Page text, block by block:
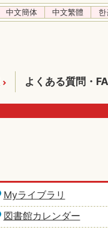
中文簡体 中文繁體 한
よくある質問・
Myライブラリ
図書館カレンダー